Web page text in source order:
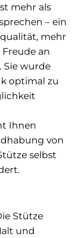
mehr als
– ein
mehr
an
Sie wurde
optimal zu
Ihnen
von
selbst
Stütze
und